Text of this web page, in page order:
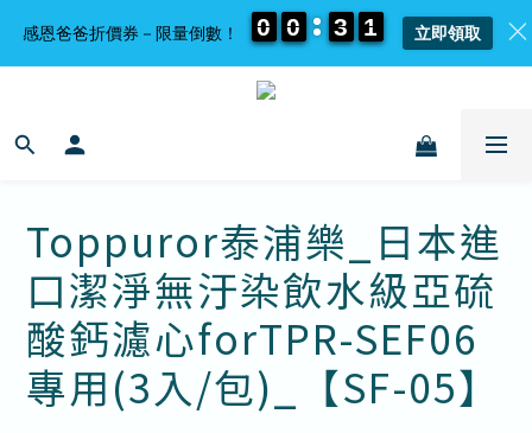
Toppuror泰浦樂_日本進
口潔淨無汙染飲水級亞硫
酸鈣濾心forTPR-SEF06
專用(3入/包)_【SF-05】
感恩爸爸折價券－限量倒數！ 0
0
0
0 0
0
0
0 3
3
3
3 1
1
1
1 立即領取